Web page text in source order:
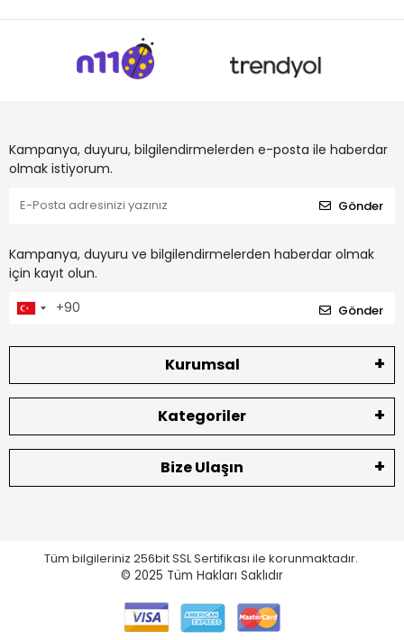
Kampanya, duyuru, bilgilendirmelerden e-posta ile haberdar
olmak istiyorum.
Gönder
Kampanya, duyuru ve bilgilendirmelerden haberdar olmak
için kayıt olun.
Gönder
Kurumsal
Kategoriler
Bize Ulaşın
Tüm bilgileriniz 256bit SSL Sertifikası ile korunmaktadır.
© 2025 Tüm Hakları Saklıdır